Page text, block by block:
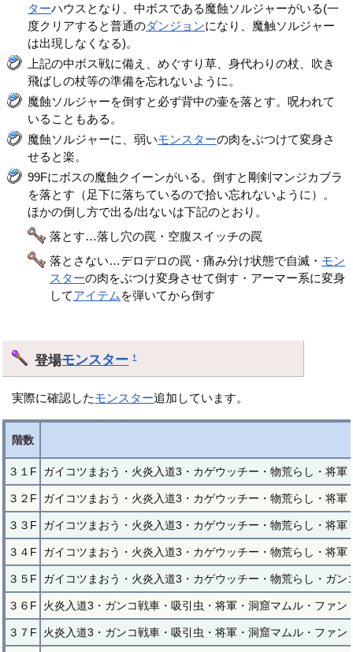
ターハウスとなり、中ボスである魔蝕ソルジャーがいる(一
度クリアすると普通のダンジョンになり、魔触ソルジャー
は出現しなくなる)。
上記の中ボス戦に備え、めぐすり草、身代わりの杖、吹き
飛ばしの杖等の準備を忘れないように。
魔蝕ソルジャーを倒すと必ず背中の壷を落とす。呪われて
いることもある。
魔蝕ソルジャーに、弱いモンスターの肉をぶつけて変身さ
せると楽。
99Fにボスの魔蝕クイーンがいる。倒すと剛剣マンジカブラ
を落とす（足下に落ちているので拾い忘れないように）。
ほかの倒し方で出る/出ないは下記のとおり。
落とす…落し穴の罠・空腹スイッチの罠
落とさない…デロデロの罠・痛み分け状態で自滅・ モン
スターの肉をぶつけ変身させて倒す・アーマー系に変身
してアイテム を弾いてから倒す
登場モンスター †
実際に確認したモンスター追加しています。
階数
３１F ガイコツまおう・火炎入道3・カゲウッチー・物荒らし・将
３２F ガイコツまおう・火炎入道3・カゲウッチー・物荒らし・将軍
３３F ガイコツまおう・火炎入道3・カゲウッチー・物荒らし・将
３４F ガイコツまおう・火炎入道3・カゲウッチー・物荒らし・将軍
３５F ガイコツまおう・火炎入道3・カゲウッチー・物荒らし・ガン
３６F 火炎入道3・ガンコ戦車・吸引虫・将軍・洞窟マムル・ファン
３７F 火炎入道3・ガンコ戦車・吸引虫・将軍・洞窟マムル・ファン